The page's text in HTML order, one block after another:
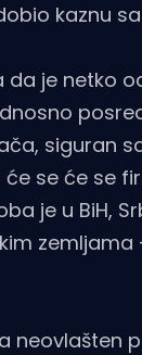
kaznu
da je netko
siguran
se će se
je u BiH,
neovlašten